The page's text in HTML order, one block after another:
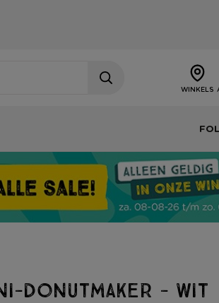
WINKELS
donutmaker - wit